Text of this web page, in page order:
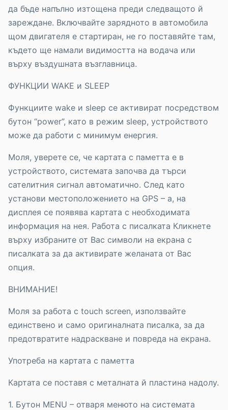
да бъде напълно изтощена преди следващото й
зареждане. Включвайте зарядното в автомобила
щом двигателя е стартиран, не го поставяйте там,
където ще намали видимостта на водача или
върху въздушната възглавница.
ФУНКЦИИ WAKE и SLEEP
Функциите wake и sleep се активират посредством
бутон “power”, като в режим sleep, устройството
може да работи с минимум енергия.
Моля, уверете се, че картата с паметта е в
устройството, системата започва да търси
сателитния сигнал автоматично. След като
установи местоположението на GPS – a, на
дисплея се появява картата с необходимата
информация на нея. Работа с писалката Кликнете
върху избраните от Вас символи на екрана с
писалката за да активирате желаната от Вас
опция.
ВНИМАНИЕ!
Моля за работа с touch screen, използвайте
единствено и само оригиналната писалка, за да
предотвратите надраскване и повреда на екрана.
Употреба на картата с паметта
Картата се поставя с металната й пластина надолу.
1. Бутон MENU – отваря менюто на системата